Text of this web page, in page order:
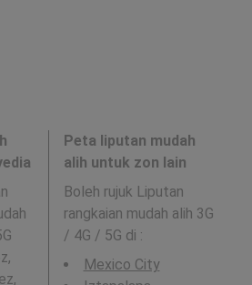
Peta liputan mudah
alih untuk zon lain
Boleh rujuk Liputan
rangkaian mudah alih 3G
/ 4G / 5G di :
Mexico City